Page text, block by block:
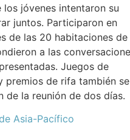
los jóvenes intentaron su
juntos. Participaron en
de las 20 habitaciones de
a las
Juegos de
premios de rifa también se
de la reunión de dos días.
Asia-Pacífico